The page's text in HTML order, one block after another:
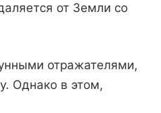
от Земли со
отражателями,
Однако в этом,